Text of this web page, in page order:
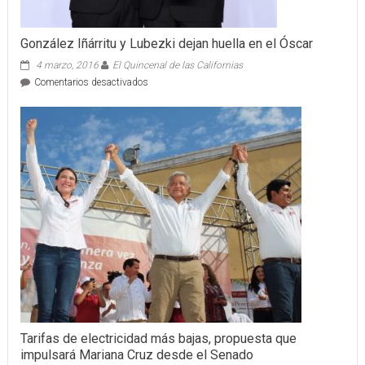
González Iñárritu y Lubezki dejan huella en el Óscar
4 marzo, 2016
El Quincenal de las Californias
Comentarios desactivadosen
y
Lubezki
dejan
huella
en
el
Óscar
Tarifas de electricidad más bajas, propuesta que
impulsará Mariana Cruz desde el Senado